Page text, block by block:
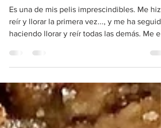
La cocina de Bárbara
13 dic 2020
3 min de lectura
Tomates verdes fritos
haciendo llorar y reír todas las demás. Me